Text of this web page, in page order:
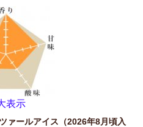
表示
ァールアイス（2026年8月頃入